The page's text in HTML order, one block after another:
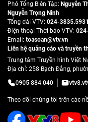
Phó Tổng Biên Tập: Nguyễn
Nguyễn Trọng Ninh
Tổng đài VTV: 024-3835.5931
Ðiện thoại Thời báo VTV:
Email: toasoan@vtv.vn
Liên hệ quảng cáo và truyền
Trung tâm Truyền hình Việt
Địa chỉ: 258 Bạch Đằng,
0905 884 040
Theo dõi chúng tôi trên các